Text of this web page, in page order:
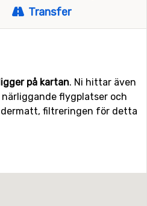
Transfer
på kartan. Ni hittar även
flygplatser och
filtreringen för detta